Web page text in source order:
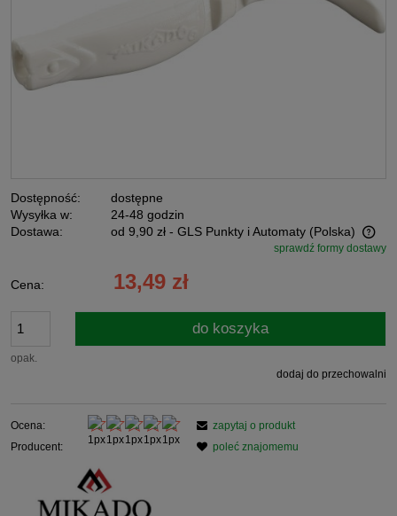
Dostępność:
dostępne
Wysyłka w:
24-48 godzin
Dostawa:
od 9,90 zł - GLS Punkty i Automaty (Polska)
Cena nie zawiera ewentualnych kosztów płatnościsprawdź formy dostawy
Cena: 13,49 zł
opak.
do koszyka
dodaj do przechowalni
Ocena:
Producent:
zapytaj o produkt
poleć znajomemu